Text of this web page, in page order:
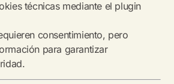
técnicas mediante el plugin
consentimiento, pero
para garantizar